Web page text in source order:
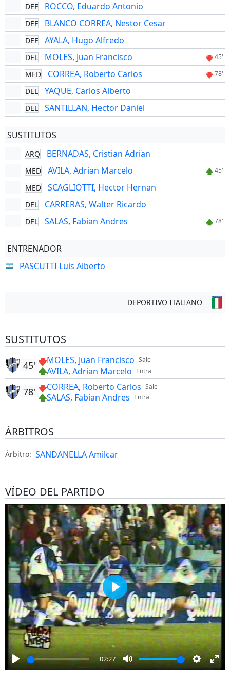
DEF ROCCO, Eduardo Antonio
DEF BLANCO CORREA, Nestor Cesar
DEF AYALA, Hugo Alfredo
DEL MOLES, Juan Francisco 45'
MED CORREA, Roberto Carlos 78'
DEL YAQUE, Carlos Alberto
DEL SANTILLAN, Hector Daniel
SUSTITUTOS
ARQ BERNADAS, Cristian Adrian
MED AVILA, Adrian Marcelo 45'
MED SCAGLIOTTI, Hector Hernan
DEL CARRERAS, Walter Ricardo
DEL SALAS, Fabian Andres 78'
ENTRENADOR
PASCUTTI Luis Alberto
DEPORTIVO ITALIANO
SUSTITUTOS
Sale
MOLES, Juan Francisco
Entra
AVILA, Adrian Marcelo
45'
Sale
CORREA, Roberto Carlos
Entra
SALAS, Fabian Andres
78'
ÁRBITROS
Árbitro: SANDANELLA Amilcar
VÍDEO DEL PARTIDO
Play
02:27
Mute Settings
Play